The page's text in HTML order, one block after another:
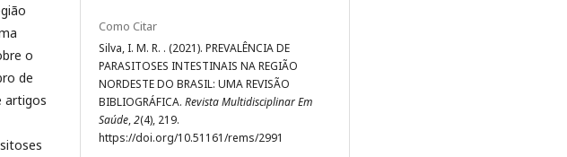
o
de
artigos
Como Citar
Silva, I. M. R. . (2021). PREVALÊNCIA DE
PARASITOSES INTESTINAIS NA REGIÃO
NORDESTE DO BRASIL: UMA REVISÃO
BIBLIOGRÁFICA. Revista Multidisciplinar Em
Saúde,2(4), 219.
https://doi.org/10.51161/rems/2991